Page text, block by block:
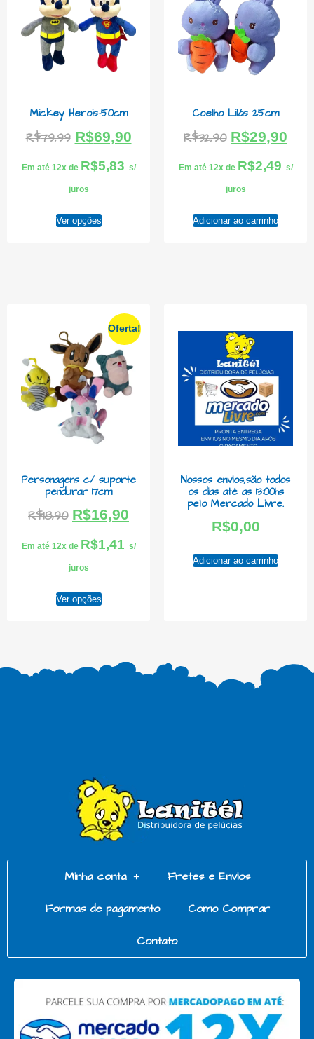
Mickey Herois-50cm
R$79,99 R$69,90
Em até 12x de R$5,83 s/
juros
Ver opções
Coelho Lilás 25cm
R$32,90 R$29,90
Em até 12x de R$2,49 s/
juros
Adicionar ao carrinho
Oferta!
Personagens c/ suporte
pendurar 17cm
R$18,90 R$16,90
Em até 12x de R$1,41 s/
juros
Ver opções
Nossos envios,são todos
os dias até as 13:00hs
pelo Mercado Livre.
R$0,00
Adicionar ao carrinho
Minha conta Fretes e Envios
Formas de pagamento Como Comprar
Contato